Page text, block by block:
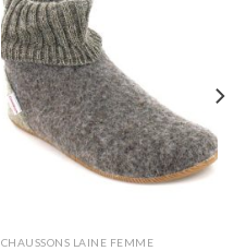
CHAUSSONS LAINE FEMME